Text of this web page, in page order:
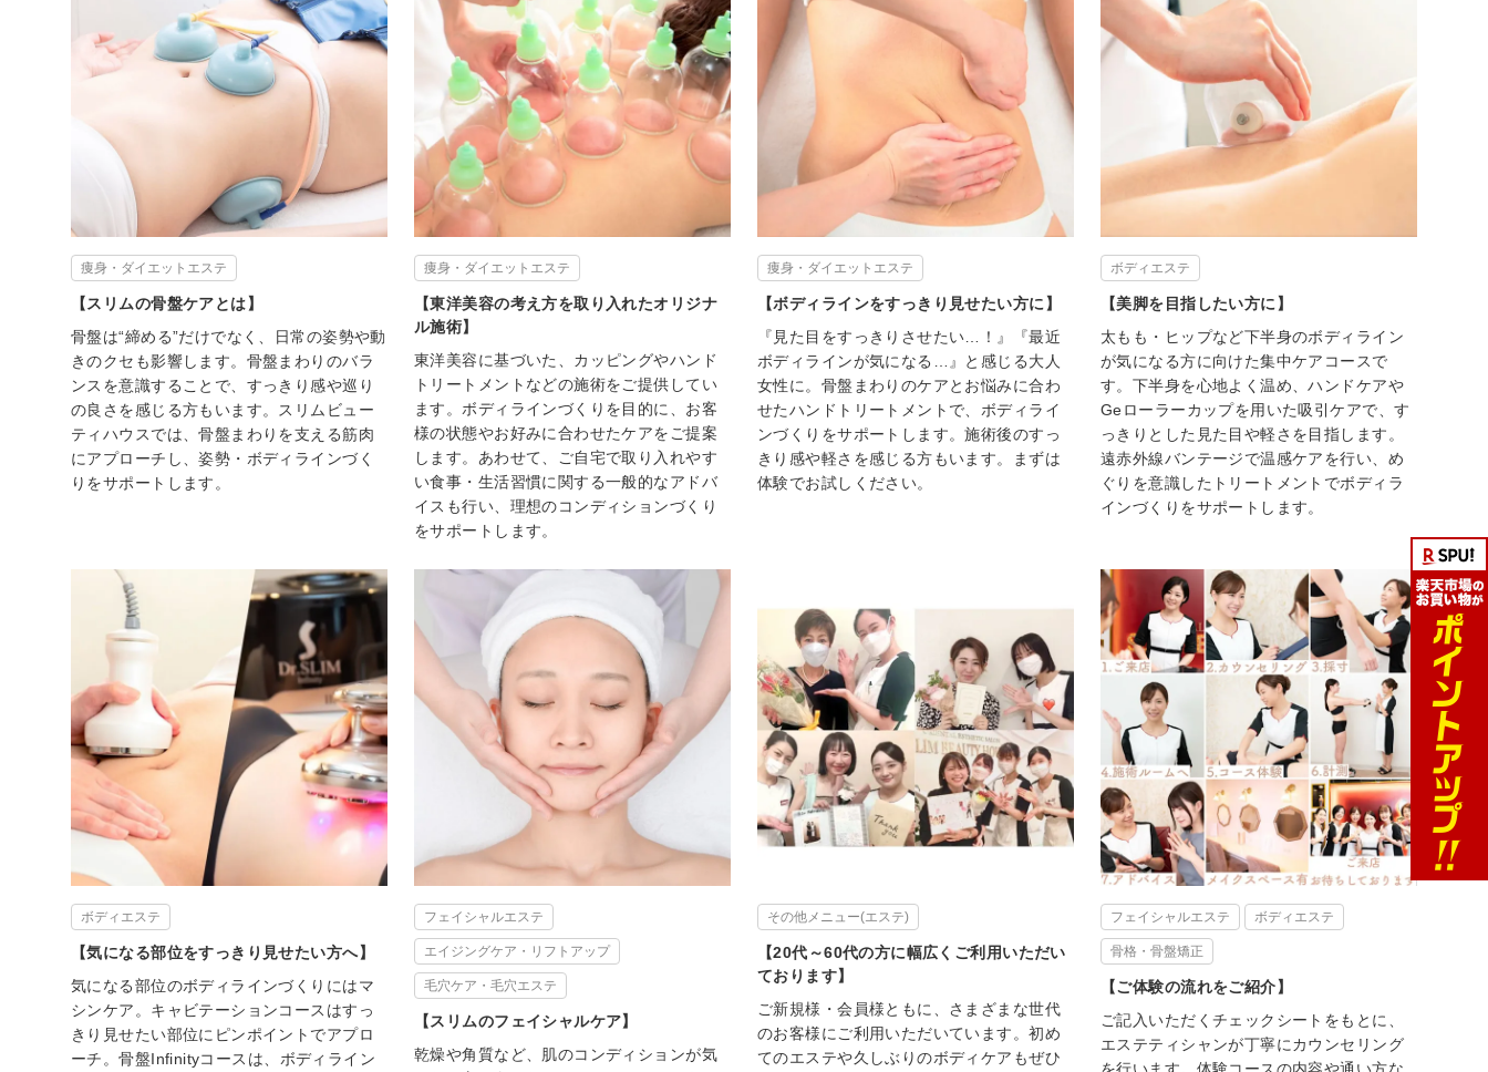
痩身・ダイエットエステ
【スリムの骨盤ケアとは】
骨盤は“締める”だけでなく、日常の姿勢や動
きのクセも影響します。骨盤まわりのバラ
ンスを意識することで、すっきり感や巡り
の良さを感じる方もいます。スリムビュー
ティハウスでは、骨盤まわりを支える筋肉
にアプローチし、姿勢・ボディラインづく
りをサポートします。
痩身・ダイエットエステ
【東洋美容の考え方を取り入れたオリジナ
ル施術】
東洋美容に基づいた、カッピングやハンド
トリートメントなどの施術をご提供してい
ます。ボディラインづくりを目的に、お客
様の状態やお好みに合わせたケアをご提案
します。あわせて、ご自宅で取り入れやす
い食事・生活習慣に関する一般的なアドバ
イスも行い、理想のコンディションづくり
をサポートします。
痩身・ダイエットエステ
【ボディラインをすっきり見せたい方に】
『見た目をすっきりさせたい…！』『最近
ボディラインが気になる…』と感じる大人
女性に。骨盤まわりのケアとお悩みに合わ
せたハンドトリートメントで、ボディライ
ンづくりをサポートします。施術後のすっ
きり感や軽さを感じる方もいます。まずは
体験でお試しください。
ボディエステ
【美脚を目指したい方に】
太もも・ヒップなど下半身のボディライン
が気になる方に向けた集中ケアコースで
す。下半身を心地よく温め、ハンドケアや
Geローラーカップを用いた吸引ケアで、す
っきりとした見た目や軽さを目指します。
遠赤外線バンテージで温感ケアを行い、め
ぐりを意識したトリートメントでボディラ
インづくりをサポートします。
ボディエステ
【気になる部位をすっきり見せたい方へ】
気になる部位のボディラインづくりにはマ
シンケア。キャビテーションコースはすっ
きり見せたい部位にピンポイントでアプロ
ーチ。骨盤Infinityコースは、ボディライン
フェイシャルエステ
エイジングケア・リフトアップ
毛穴ケア・毛穴エステ
【スリムのフェイシャルケア】
乾燥や角質など、肌のコンディションが気
その他メニュー(エステ)
【20代～60代の方に幅広くご利用いただい
ております】
ご新規様・会員様ともに、さまざまな世代
のお客様にご利用いただいています。初め
てのエステや久しぶりのボディケアもぜひ
フェイシャルエステ ボディエステ
骨格・骨盤矯正
【ご体験の流れをご紹介】
ご記入いただくチェックシートをもとに、
エステティシャンが丁寧にカウンセリング
を行います。体験コースの内容や通い方な